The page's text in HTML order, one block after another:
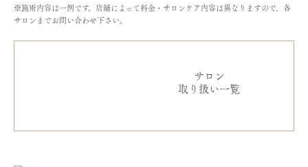
※施術内容は一例です。店舗によって料金・サロンケア内容は異なりますので、各
サロンまでお問い合わせ下さい。
サロン
取り扱い一覧